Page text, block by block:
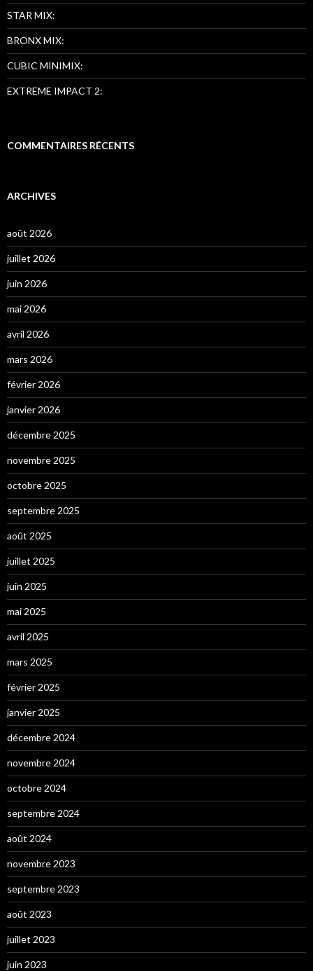
STAR MIX:
BRONX MIX:
CUBIC MINIMIX:
EXTREME IMPACT 2:
COMMENTAIRES RÉCENTS
ARCHIVES
août 2026
juillet 2026
juin 2026
mai 2026
avril 2026
mars 2026
février 2026
janvier 2026
décembre 2025
novembre 2025
octobre 2025
septembre 2025
août 2025
juillet 2025
juin 2025
mai 2025
avril 2025
mars 2025
février 2025
janvier 2025
décembre 2024
novembre 2024
octobre 2024
septembre 2024
août 2024
novembre 2023
septembre 2023
août 2023
juillet 2023
juin 2023